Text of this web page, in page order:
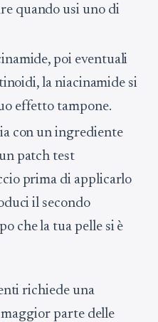
quando usi uno di
poi eventuali
la niacinamide si
effetto tampone.
con un ingrediente
patch test
prima di applicarlo
il secondo
che la tua pelle si è
richiede una
parte delle